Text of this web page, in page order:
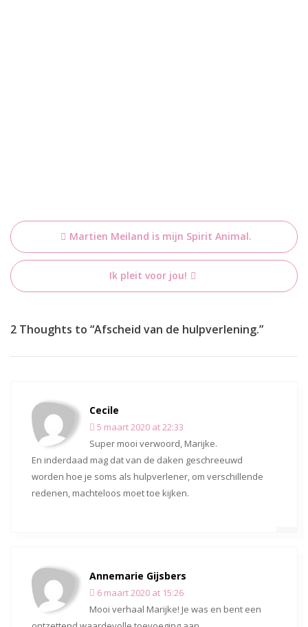
Bericht
navigatie
Martien Meiland is mijn Spirit Animal.
Ik pleit voor jou!
2 Thoughts to “Afscheid van de hulpverlening.”
Cecile
5 maart 2020 at 22:33
Super mooi verwoord, Marijke.
En inderdaad mag dat van de daken geschreeuwd
worden hoe je soms als hulpverlener, om verschillende
redenen, machteloos moet toe kijken.
Annemarie Gijsbers
6 maart 2020 at 15:26
Mooi verhaal Marijke! Je was en bent een